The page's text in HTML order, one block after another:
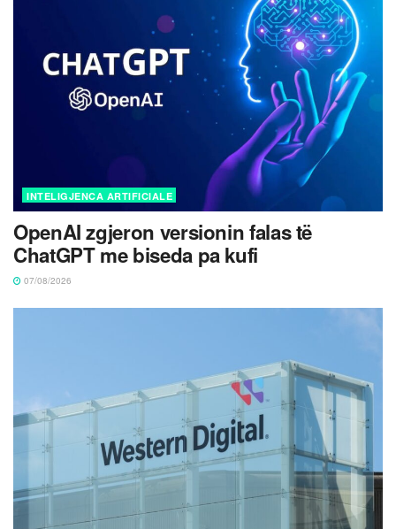
INTELIGJENCA ARTIFICIALE
OpenAI zgjeron versionin falas të
ChatGPT me biseda pa kufi
07/08/2026